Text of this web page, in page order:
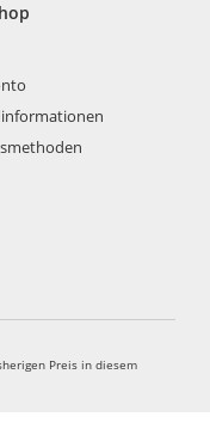
Preis in diesem